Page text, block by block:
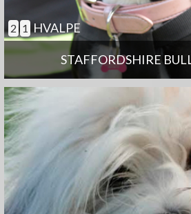
STAFFORDSHIRE
2 1 HVALPE